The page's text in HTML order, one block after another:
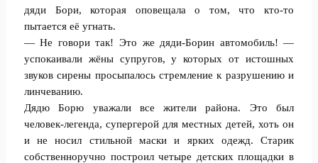
дяди Бори, которая оповещала о том, что кто-то
пытается её угнать.
— Не говори так! Это же дяди-Борин автомобиль! —
успокаивали жёны супругов, у которых от истошных
звуков сирены просыпалось стремление к разрушению и
линчеванию.
Дядю Борю уважали все жители района. Это был
человек-легенда, супергерой для местных детей, хоть он
и не носил стильной маски и ярких одежд. Старик
собственноручно построил четыре детских площадки в